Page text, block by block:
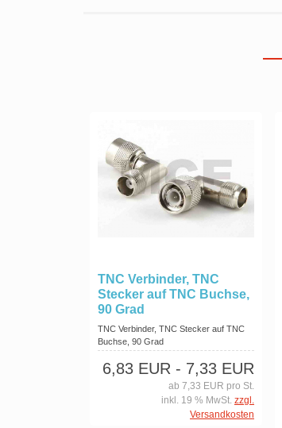
TNC Verbinder, TNC
Stecker auf TNC Buchse,
90 Grad
TNC Verbinder, TNC Stecker auf TNC
Buchse, 90 Grad
6,83 EUR - 7,33 EUR
ab 7,33 EUR pro St.
inkl. 19 % MwSt. zzgl.
Versandkosten